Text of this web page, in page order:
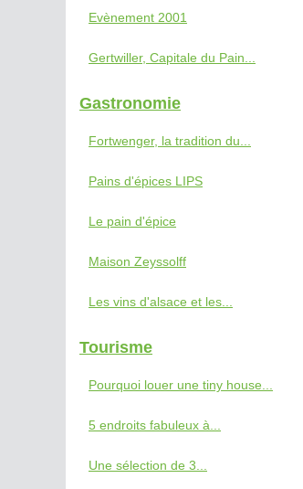
Evènement 2001
Gertwiller, Capitale du Pain...
Gastronomie
Fortwenger, la tradition du...
Pains d'épices LIPS
Le pain d'épice
Maison Zeyssolff
Les vins d'alsace et les...
Tourisme
Pourquoi louer une tiny house...
5 endroits fabuleux à...
Une sélection de 3...